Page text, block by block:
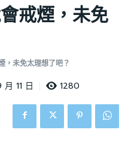
戒煙，未免
，未免太理想了吧？
11 日 1280